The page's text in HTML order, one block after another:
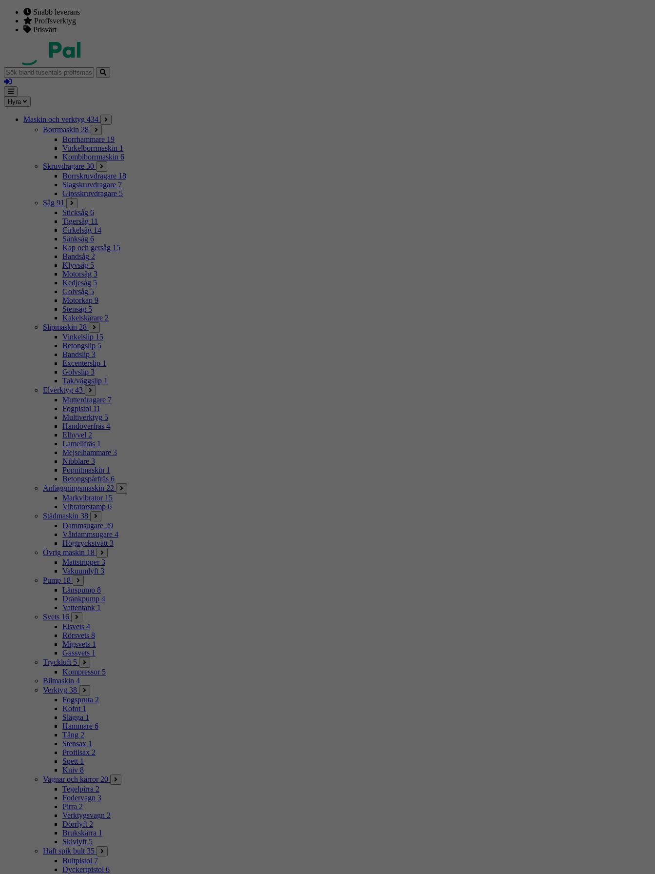
Snabb leverans
Proffsverktyg
Prisvärt
Sök
bland
tusentals
proffsmaskiner
Logga
in
Mina
sidor
Meny
Hyra
Maskin och verktyg 434
Borrmaskin 28
Borrhammare 19
Vinkelborrmaskin 1
Kombiborrmaskin 6
Skruvdragare 30
Borrskruvdragare 18
Slagskruvdragare 7
Gipsskruvdragare 5
Såg 91
Sticksåg 6
Tigersåg 11
Cirkelsåg 14
Sänksåg 6
Kap och gersåg 15
Bandsåg 2
Klyvsåg 5
Motorsåg 3
Kedjesåg 5
Golvsåg 5
Motorkap 9
Stensåg 5
Kakelskärare 2
Slipmaskin 28
Vinkelslip 15
Betongslip 5
Bandslip 3
Excenterslip 1
Golvslip 3
Tak/väggslip 1
Elverktyg 43
Mutterdragare 7
Fogpistol 11
Multiverktyg 5
Handöverfräs 4
Elhyvel 2
Lamellfräs 1
Mejselhammare 3
Nibblare 3
Popnitmaskin 1
Betongspårfräs 6
Anläggningsmaskin 22
Markvibrator 15
Vibratorstamp 6
Städmaskin 38
Dammsugare 29
Våtdammsugare 4
Högtryckstvätt 3
Övrig maskin 18
Mattstripper 3
Vakuumlyft 3
Pump 18
Länspump 8
Dränkpump 4
Vattentank 1
Svets 16
Elsvets 4
Rörsvets 8
Migsvets 1
Gassvets 1
Tryckluft 5
Kompressor 5
Bilmaskin 4
Verktyg 38
Fogspruta 2
Kofot 1
Slägga 1
Hammare 6
Tång 2
Stensax 1
Profilsax 2
Spett 1
Kniv 8
Vagnar och kärror 20
Tegelpirra 2
Fodervagn 3
Pirra 2
Verktygsvagn 2
Dörrlyft 2
Brukskärra 1
Skivlyft 5
Häft spik bult 35
Bultpistol 7
Dyckertpistol 6